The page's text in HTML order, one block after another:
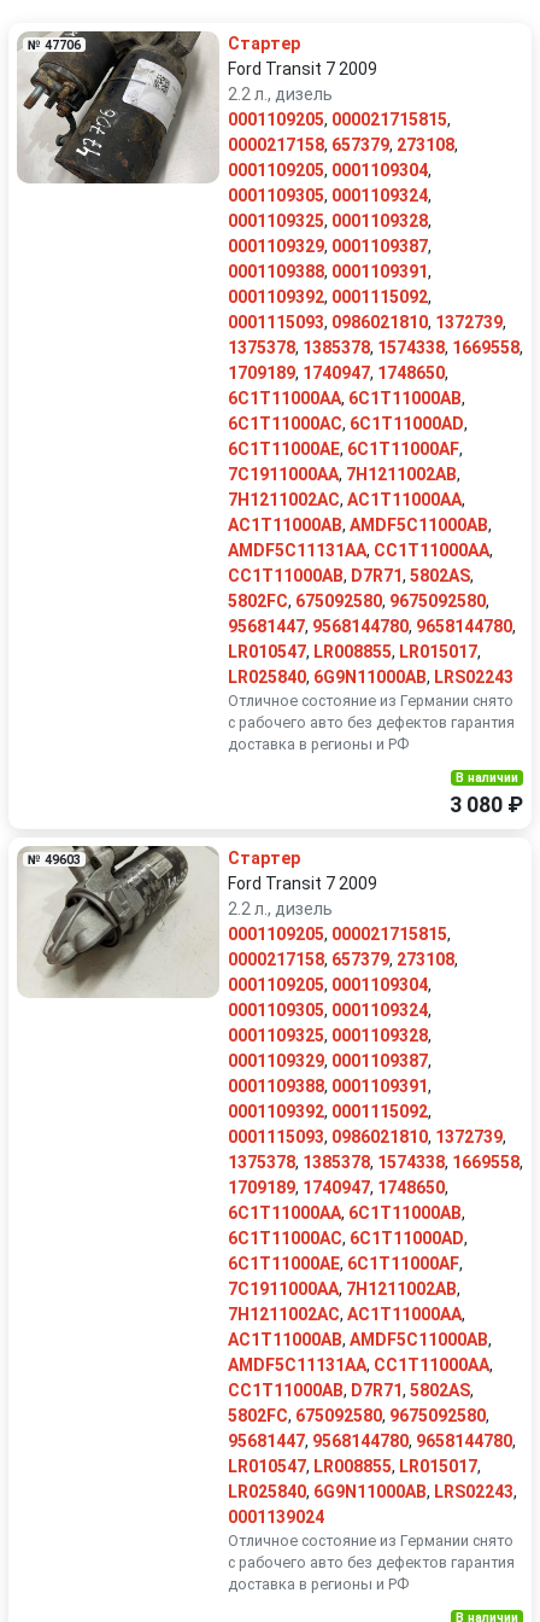
№ 47706
Стартер
Ford Transit 7 2009
2.2 л., дизель
0001109205, 000021715815,
0000217158, 657379, 273108,
0001109205, 0001109304,
0001109305, 0001109324,
0001109325, 0001109328,
0001109329, 0001109387,
0001109388, 0001109391,
0001109392, 0001115092,
0001115093, 0986021810, 1372739,
1375378, 1385378, 1574338, 1669558,
1709189, 1740947, 1748650,
6C1T11000AA, 6C1T11000AB,
6C1T11000AC, 6C1T11000AD,
6C1T11000AE, 6C1T11000AF,
7C1911000AA, 7H1211002AB,
7H1211002AC, AC1T11000AA,
AC1T11000AB, AMDF5C11000AB,
AMDF5C11131AA, CC1T11000AA,
CC1T11000AB, D7R71, 5802AS,
5802FC, 675092580, 9675092580,
95681447, 9568144780, 9658144780,
LR010547, LR008855, LR015017,
LR025840, 6G9N11000AB, LRS02243
Отличное состояние из Германии снято
с рабочего авто без дефектов гарантия
доставка в регионы и РФ
В наличии
3 080 ₽
№ 49603
Стартер
Ford Transit 7 2009
2.2 л., дизель
0001109205, 000021715815,
0000217158, 657379, 273108,
0001109205, 0001109304,
0001109305, 0001109324,
0001109325, 0001109328,
0001109329, 0001109387,
0001109388, 0001109391,
0001109392, 0001115092,
0001115093, 0986021810, 1372739,
1375378, 1385378, 1574338, 1669558,
1709189, 1740947, 1748650,
6C1T11000AA, 6C1T11000AB,
6C1T11000AC, 6C1T11000AD,
6C1T11000AE, 6C1T11000AF,
7C1911000AA, 7H1211002AB,
7H1211002AC, AC1T11000AA,
AC1T11000AB, AMDF5C11000AB,
AMDF5C11131AA, CC1T11000AA,
CC1T11000AB, D7R71, 5802AS,
5802FC, 675092580, 9675092580,
95681447, 9568144780, 9658144780,
LR010547, LR008855, LR015017,
LR025840, 6G9N11000AB, LRS02243,
0001139024
Отличное состояние из Германии снято
с рабочего авто без дефектов гарантия
доставка в регионы и РФ
В наличии